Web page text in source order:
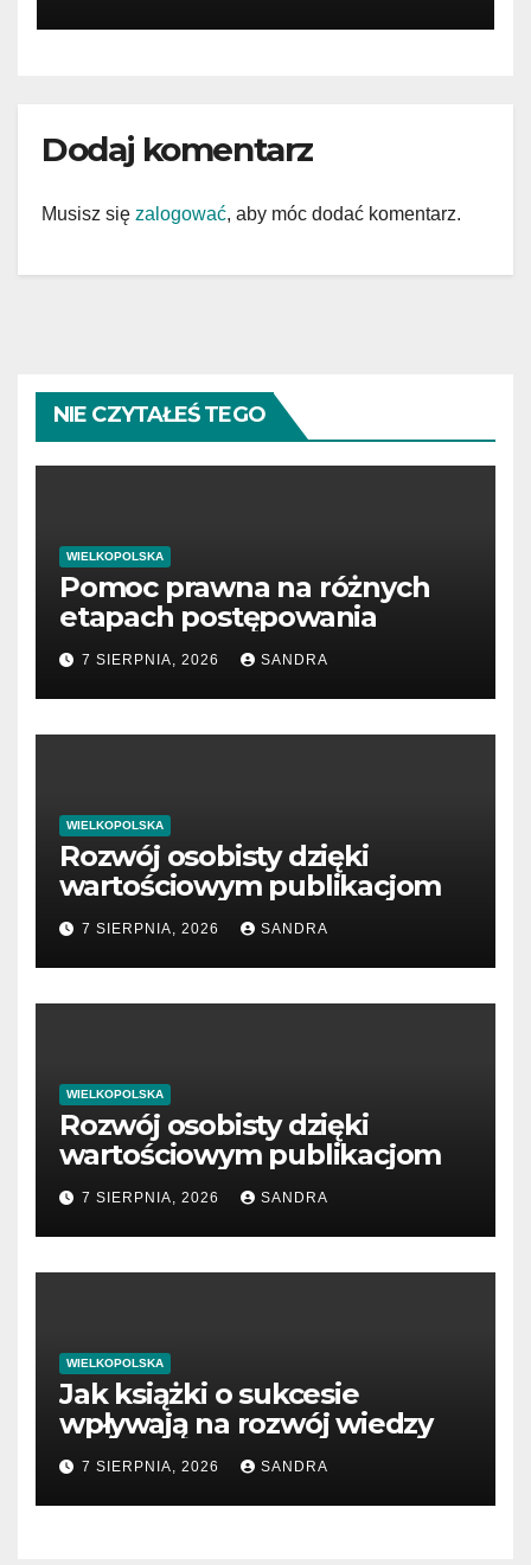
Dodaj komentarz
Musisz się zalogować, aby móc dodać komentarz.
NIE CZYTAŁEŚ TEGO
WIELKOPOLSKA
Pomoc prawna na różnych
etapach postępowania
7 SIERPNIA, 2026 SANDRA
WIELKOPOLSKA
Rozwój osobisty dzięki
wartościowym publikacjom
7 SIERPNIA, 2026 SANDRA
WIELKOPOLSKA
Rozwój osobisty dzięki
wartościowym publikacjom
7 SIERPNIA, 2026 SANDRA
WIELKOPOLSKA
Jak książki o sukcesie
wpływają na rozwój wiedzy
7 SIERPNIA, 2026 SANDRA